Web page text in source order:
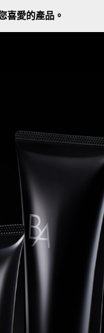
喜愛的產品。